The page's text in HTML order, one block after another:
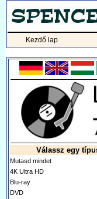
Kezdő lap
Válassz egy
Mutasd mindet
4K Ultra HD
Blu-ray
DVD